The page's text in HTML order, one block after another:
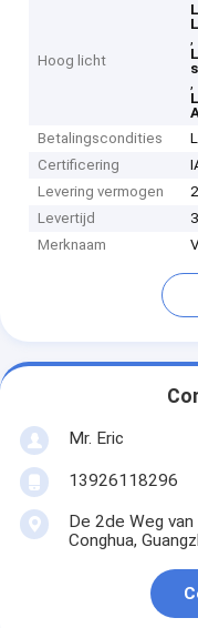
Hoog licht
,
,
Betalingscondities
Certificering
Levering vermogen
Levertijd
Merknaam
Mr. Eric
13926118296
De 2de Weg
Conghua,